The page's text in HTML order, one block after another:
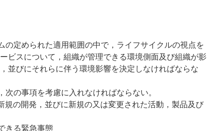
の定められた適用範囲の中で，ライフサイクルの視点を
ビスについて，組織が管理できる環境側面及び組織が影
並びにそれらに伴う環境影響を決定しなければならな
の事項を考慮に入れなければならない。
規の開発，並びに新規の又は変更された活動，製品及び
きる緊急事態